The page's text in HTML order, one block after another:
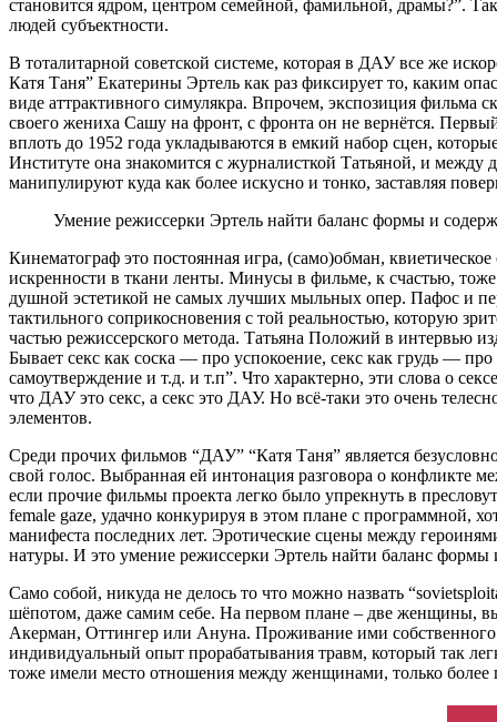
становится ядром, центром семейной, фамильной, драмы?”.
людей субъектности.
В тоталитарной советской системе, которая в ДАУ все же
Катя Таня” Екатерины Эртель как раз фиксирует то, каким
виде аттрактивного симулякра. Впрочем, экспозиция фильма
своего жениха Сашу на фронт, с фронта он не вернётся.
вплоть до 1952 года укладываются в емкий набор сцен,
Институте она знакомится с журналисткой Татьяной, и
манипулируют куда как более искусно и тонко, заставляя
Умение режиссерки Эртель найти баланс формы и
Кинематограф это постоянная игра, (само)обман,
искренности в ткани ленты. Минусы в фильме, к счастью,
душной эстетикой не самых лучших мыльных опер. Пафос и
тактильного соприкосновения с той реальностью, которую
частью режиссерского метода. Татьяна Положий в интервью
Бывает секс как соска — про успокоение, секс как грудь —
самоутверждение и т.д. и т.п”. Что характерно, эти слова о
что ДАУ это секс, а секс это ДАУ. Но всё-таки это очень
элементов.
Среди прочих фильмов “ДАУ” “Катя Таня” является
свой голос. Выбранная ей интонация разговора о конфликте
если прочие фильмы проекта легко было упрекнуть в
female gaze, удачно конкурируя в этом плане с программной,
манифеста последних лет. Эротические сцены между
натуры. И это умение режиссерки Эртель найти баланс
Само собой, никуда не делось то что можно назвать
шёпотом, даже самим себе. На первом плане – две женщины,
Акерман, Оттингер или Ануна. Проживание ими
индивидуальный опыт прорабатывания травм, который так
тоже имели место отношения между женщинами, только более